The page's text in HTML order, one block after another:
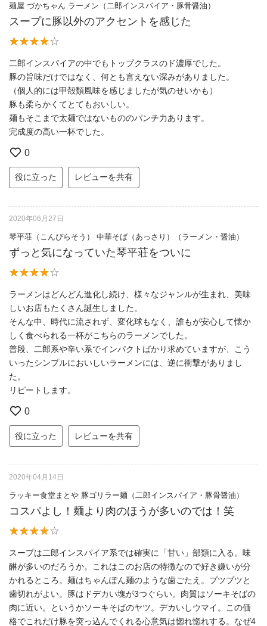
麺屋 づかちゃん ラーメン（二郎インスパイア・豚骨醤油）
スープに豚以外のアクセントを感じた
二郎インスパイアの中でもトップクラスのド濃厚でした。
豚の旨味だけではなく、何とも言えない深みがありました。
（個人的には甲殻類風味を感じましたが気のせいかも）
豚も柔らかくてとてもおいしい。
麺もそこまで太麺ではないもののパンチ力あります。
完成度の高い一杯でした。
0
役に立った レビューを共有
2020年06月27日
琴平荘（こんぴらそう） 中華そば（あっさり）（ラーメン・醤油）
ずっと気になっていた琴平荘をついに
ラーメンはどんどん進化し続け、様々なジャンルが生まれ、美味
しいお店もたくさん誕生しました。
そんな中、時代に流されず、変化球もなく、誰もが安心して懐か
しく食べられる一杯がこちらのラーメンでした。
普段、二郎系や辛い系でインパクトばかり求めていますが、こう
いったシンプルにおいしいラーメンには、逆に衝撃がありまし
た。
リピートします。
0
役に立った レビューを共有
2020年04月14日
ラッキー食堂まとや 豚ゴリラー麺（二郎インスパイア・豚骨醤油）
コスパよし！麺より肉のほうが多いのでは！笑
スープは二郎インスパイア系では確実に「甘い」部類に入る。味
醂が多いのだろうか。これはこのお店の特徴なので好き嫌いが分
かれるところ。麺はちゃんぽん麺のような歯ごたえ。プツプツと
歯切れがよい。豚はドデカい塊が3つぐらい。肉質はソーキそばの
肉に近い。というかソーキそばのヤツ。デカいしウマイ。この価
格でこれだけ豚を突っ込んでくれる心意気は惚れ惚れする。なぜ4